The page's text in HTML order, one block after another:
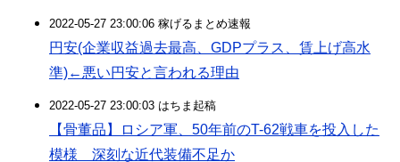
2022-05-27 23:00:06 稼げるまとめ速報
円安(企業収益過去最高、GDPプラス、賃上げ高水
準)←悪い円安と言われる理由
2022-05-27 23:00:03 はちま起稿
【骨董品】ロシア軍、50年前のT-62戦車を投入した
模様 深刻な近代装備不足か